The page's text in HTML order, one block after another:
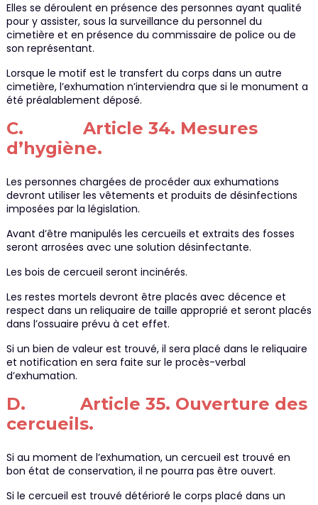
Elles se déroulent en présence des personnes ayant qualité
pour y assister, sous la surveillance du personnel du
cimetière et en présence du commissaire de police ou de
son représentant.
Lorsque le motif est le transfert du corps dans un autre
cimetière, l’exhumation n’interviendra que si le monument a
été préalablement déposé.
C. Article 34. Mesures
d’hygiène.
Les personnes chargées de procéder aux exhumations
devront utiliser les vêtements et produits de désinfections
imposées par la législation.
Avant d’être manipulés les cercueils et extraits des fosses
seront arrosées avec une solution désinfectante.
Les bois de cercueil seront incinérés.
Les restes mortels devront être placés avec décence et
respect dans un reliquaire de taille approprié et seront placés
dans l’ossuaire prévu à cet effet.
Si un bien de valeur est trouvé, il sera placé dans le reliquaire
et notification en sera faite sur le procès-verbal
d’exhumation.
D. Article 35. Ouverture des
cercueils.
Si au moment de l’exhumation, un cercueil est trouvé en
bon état de conservation, il ne pourra pas être ouvert.
Si le cercueil est trouvé détérioré le corps placé dans un